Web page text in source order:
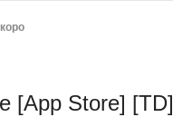
[App Store] [TD]